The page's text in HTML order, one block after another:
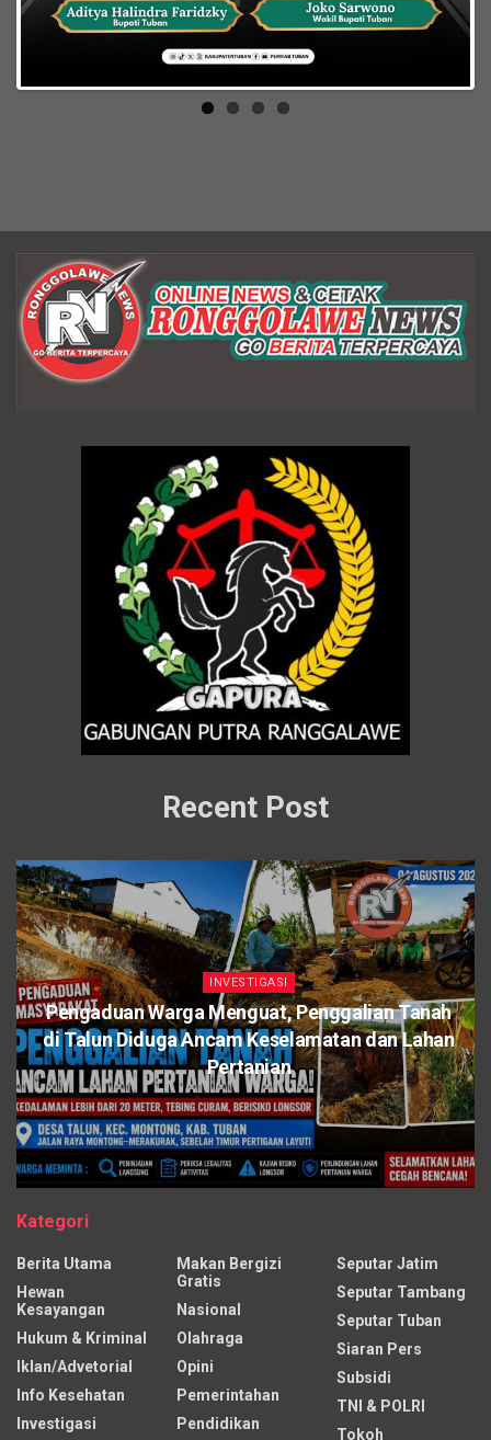
Recent Post
INVESTIGASI
Pengaduan Warga Menguat, Penggalian Tanah
di Talun Diduga Ancam Keselamatan dan Lahan
Pertanian
Kategori
Berita Utama
Hewan
Kesayangan
Hukum & Kriminal
Iklan/Advetorial
Info Kesehatan
Investigasi
Makan Bergizi
Gratis
Nasional
Olahraga
Opini
Pemerintahan
Pendidikan
Seputar Jatim
Seputar Tambang
Seputar Tuban
Siaran Pers
Subsidi
TNI & POLRI
Tokoh